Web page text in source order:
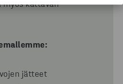
myös kattavan
jätteet